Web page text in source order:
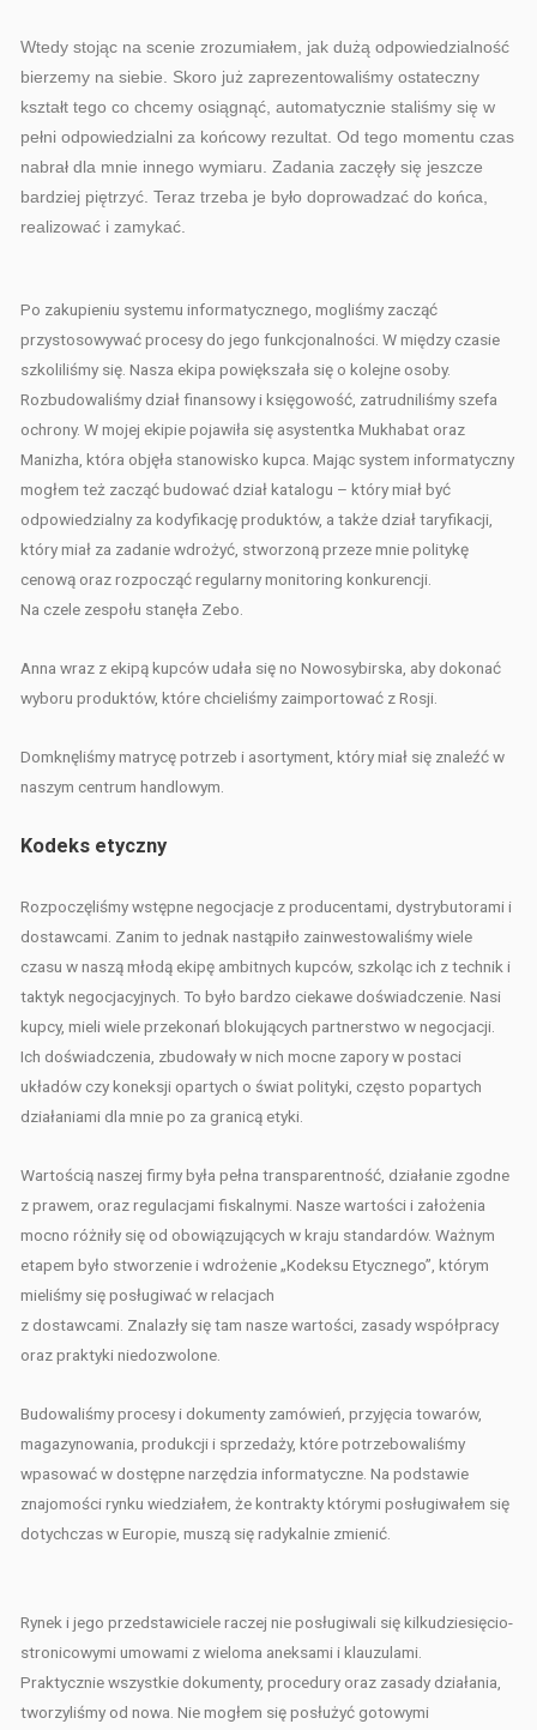
Wtedy stojąc na scenie zrozumiałem, jak dużą odpowiedzialność
bierzemy na siebie. Skoro już zaprezentowaliśmy ostateczny
kształt tego co chcemy osiągnąć, automatycznie staliśmy się w
pełni odpowiedzialni za końcowy rezultat. Od tego momentu czas
nabrał dla mnie innego wymiaru. Zadania zaczęły się jeszcze
bardziej piętrzyć. Teraz trzeba je było doprowadzać do końca,
realizować i zamykać.
Po zakupieniu systemu informatycznego, mogliśmy zacząć
przystosowywać procesy do jego funkcjonalności. W między czasie
szkoliliśmy się. Nasza ekipa powiększała się o kolejne osoby.
Rozbudowaliśmy dział finansowy i księgowość, zatrudniliśmy szefa
ochrony. W mojej ekipie pojawiła się asystentka Mukhabat oraz
Manizha, która objęła stanowisko kupca. Mając system informatyczny
mogłem też zacząć budować dział katalogu – który miał być
odpowiedzialny za kodyfikację produktów, a także dział taryfikacji,
który miał za zadanie wdrożyć, stworzoną przeze mnie politykę
cenową oraz rozpocząć regularny monitoring konkurencji.
Na czele zespołu stanęła Zebo.
Anna wraz z ekipą kupców udała się no Nowosybirska, aby dokonać
wyboru produktów, które chcieliśmy zaimportować z Rosji.
Domknęliśmy matrycę potrzeb i asortyment, który miał się znaleźć w
naszym centrum handlowym.
Kodeks etyczny
Rozpoczęliśmy wstępne negocjacje z producentami, dystrybutorami i
dostawcami. Zanim to jednak nastąpiło zainwestowaliśmy wiele
czasu w naszą młodą ekipę ambitnych kupców, szkoląc ich z technik i
taktyk negocjacyjnych. To było bardzo ciekawe doświadczenie. Nasi
kupcy, mieli wiele przekonań blokujących partnerstwo w negocjacji.
Ich doświadczenia, zbudowały w nich mocne zapory w postaci
układów czy koneksji opartych o świat polityki, często popartych
działaniami dla mnie po za granicą etyki.
Wartością naszej firmy była pełna transparentność, działanie zgodne
z prawem, oraz regulacjami fiskalnymi. Nasze wartości i założenia
mocno różniły się od obowiązujących w kraju standardów. Ważnym
etapem było stworzenie i wdrożenie „Kodeksu Etycznego”, którym
mieliśmy się posługiwać w relacjach
z dostawcami. Znalazły się tam nasze wartości, zasady współpracy
oraz praktyki niedozwolone.
Budowaliśmy procesy i dokumenty zamówień, przyjęcia towarów,
magazynowania, produkcji i sprzedaży, które potrzebowaliśmy
wpasować w dostępne narzędzia informatyczne. Na podstawie
znajomości rynku wiedziałem, że kontrakty którymi posługiwałem się
dotychczas w Europie, muszą się radykalnie zmienić.
Rynek i jego przedstawiciele raczej nie posługiwali się kilkudziesięcio-
stronicowymi umowami z wieloma aneksami i klauzulami.
Praktycznie wszystkie dokumenty, procedury oraz zasady działania,
tworzyliśmy od nowa. Nie mogłem się posłużyć gotowymi